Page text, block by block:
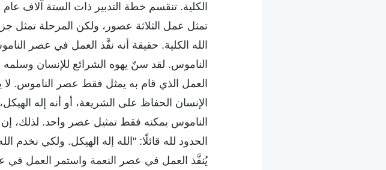
الكلية. تنقسم خطة التدبير ذات الستة آلاف
تمثل عمل الثلاثة عصور، ولكن المرحلة تمثل
الله الكلية. حقيقة أنه نفَّذ العمل في عصر
الناموس. لقد سنّ يهوه الشرائع للإنسان وسلمه
العمل الذي قام به يمثل فقط عصر الناموس. لا
الإنسان الحفاظ على الشريعة، أو أنه إله
الناموس يمكنه فقط تمثيل عصر واحد. لذلك،
الحدود لله قائلًا: "الله إله الهيكل. ولكي نخدم
يُنفَّذ العمل في عصر النعمة واستمر العمل في